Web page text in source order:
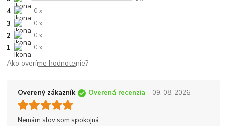
4 0 x
3 0 x
2 0 x
1 0 x
Ako overíme hodnotenie?
Overený zákazník Overená recenzia - 09. 08. 2026
Nemám slov som spokojná